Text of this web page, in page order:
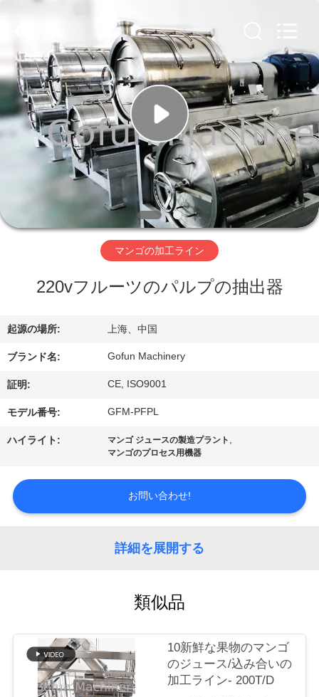
家
プ
ク
デ
オ
VR
シ
ョ
ー
い
Machinery
All
Rights
Reserved.
マンゴの加工ライン
220vフルーツのパルプの抽出器
起源の場所: 上海、中国
ブランド名: Gofun Machinery
証明: CE, ISO9001
モデル番号: GFM-PFPL
ハイライト: マンゴ ジュースの製造プラント ,
マンゴのプロセス用機器
お問い合わせ!
詳細を展開する
類似品
10新鮮な果物のマンゴ
のジュース/込み合いの
加工ライン- 200T/D